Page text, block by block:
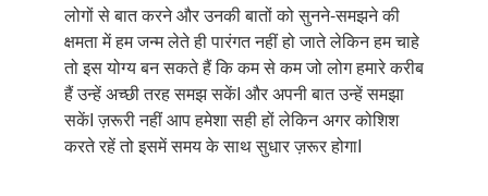
लोगों से बात करने और उनकी बातों को सुनने-समझने की
क्षमता में हम जन्म लेते ही पारंगत नहीं हो जाते लेकिन हम चाहे
तो इस योग्य बन सकते हैं कि कम से कम जो लोग हमारे करीब
हैं उन्हें अच्छी तरह समझ सकेंI और अपनी बात उन्हें समझा
सकेंI ज़रूरी नहीं आप हमेशा सही हों लेकिन अगर कोशिश
करते रहें तो इसमें समय के साथ सुधार ज़रूर होगाI